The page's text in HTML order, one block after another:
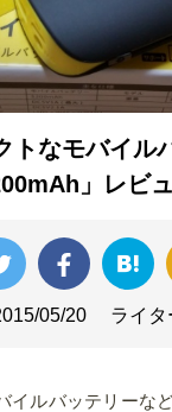
トなモバイル
」レビ
05/20 ライタ
イルバッテリーな